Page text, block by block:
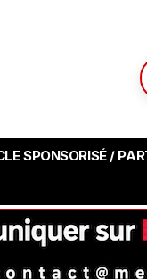
SPONSORISÉ /